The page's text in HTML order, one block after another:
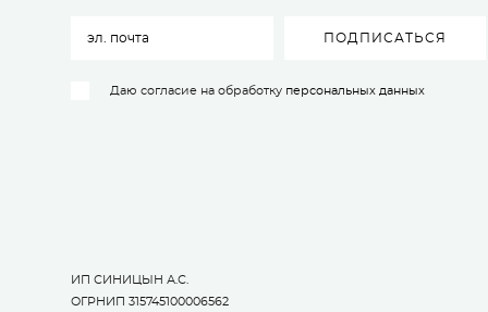
ПОДПИСАТЬСЯ
Даю согласие на обработку персональных данных
ИП СИНИЦЫН А.С.
ОГРНИП 315745100006562